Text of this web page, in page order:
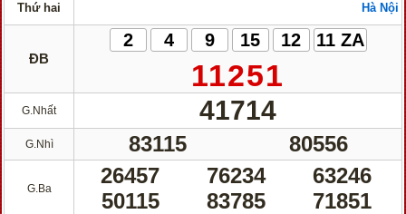
Thứ hai Hà Nội
ĐB
2 4 9 15 12 11 ZA
11251
G.Nhất 41714
G.Nhì 83115 80556
G.Ba
26457 76234
63246
50115
83785 71851